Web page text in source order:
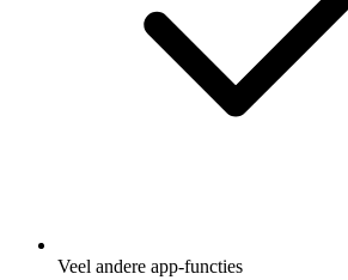
Veel andere app-functies